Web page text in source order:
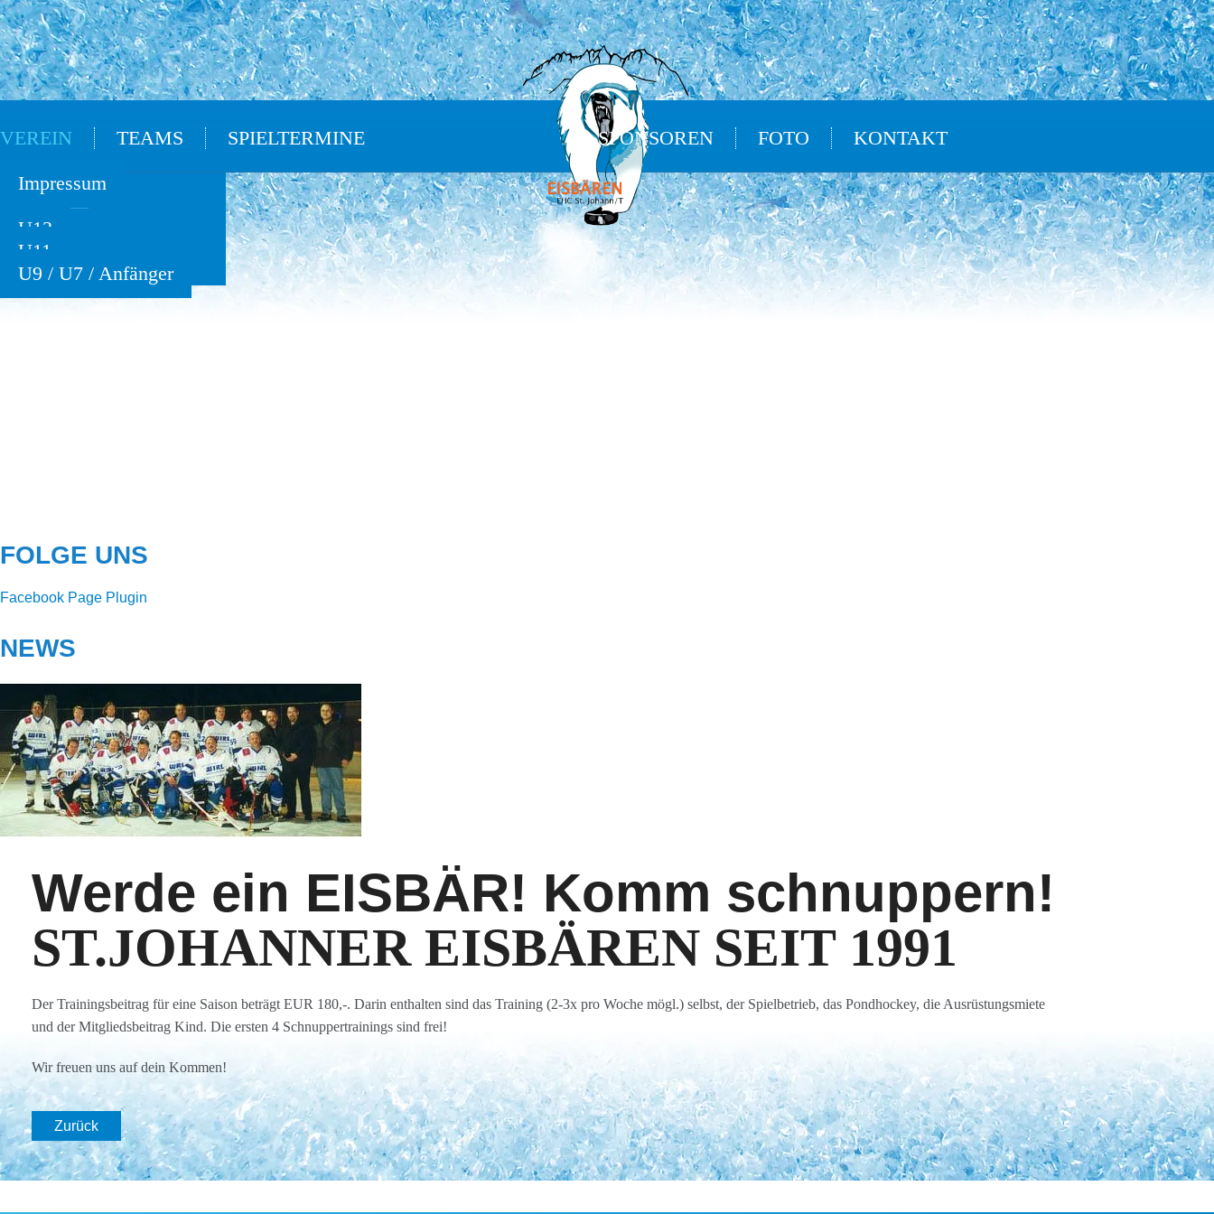
VEREIN TEAMS
Oldies
U13
U11
U9 / U7 / Anfänger
SPIELTERMINE SPONSOREN FOTO KONTAKT
Impressum
FOLGE UNS
Facebook Page Plugin
NEWS
Werde ein EISBÄR! Komm schnuppern!
ST.JOHANNER EISBÄREN SEIT 1991
Der Trainingsbeitrag für eine Saison beträgt EUR 180,-. Darin enthalten sind das Training (2-3x pro Woche mögl.) selbst, der Spielbetrieb, das Pondhockey, die Ausrüstungsmiete
und der Mitgliedsbeitrag Kind. Die ersten 4 Schnuppertrainings sind frei!
Wir freuen uns auf dein Kommen!
Zurück